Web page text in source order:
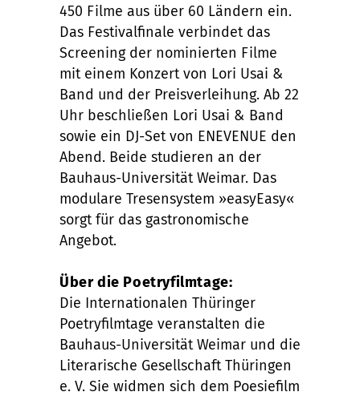
450 Filme aus über 60 Ländern ein.
Das Festivalfinale verbindet das
Screening der nominierten Filme
mit einem Konzert von Lori Usai &
Band und der Preisverleihung. Ab 22
Uhr beschließen Lori Usai & Band
sowie ein DJ-Set von ENEVENUE den
Abend. Beide studieren an der
Bauhaus-Universität Weimar. Das
modulare Tresensystem »easyEasy«
sorgt für das gastronomische
Angebot.
Über die Poetryfilmtage:
Die Internationalen Thüringer
Poetryfilmtage veranstalten die
Bauhaus-Universität Weimar und die
Literarische Gesellschaft Thüringen
e. V. Sie widmen sich dem Poesiefilm